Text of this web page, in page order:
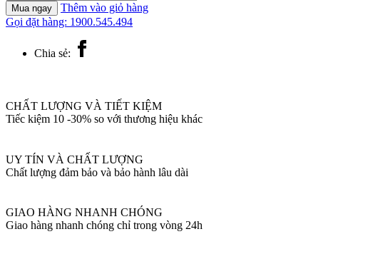
2B02
Bộ
Dây
JOMOO
số
Mua ngay
Thêm vào giỏ hàng
Gọi đặt hàng: 1900.545.494
Chia sẻ:
CHẤT LƯỢNG VÀ TIẾT KIỆM
Tiếc kiệm 10 -30% so với thương hiệu khác
UY TÍN VÀ CHẤT LƯỢNG
Chất lượng đảm bảo và bảo hành lâu dài
GIAO HÀNG NHANH CHÓNG
Giao hàng nhanh chóng chỉ trong vòng 24h